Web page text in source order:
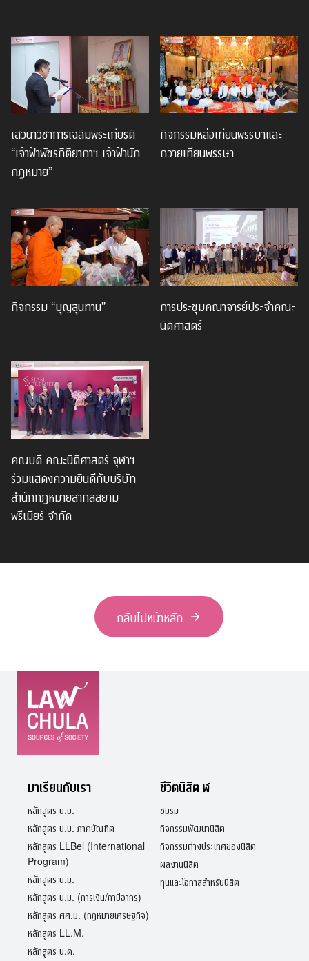
เสวนาวิชาการเฉลิมพระเกียรติ
“เจ้าฟ้าพัชรกิติยาภาฯ เจ้าฟ้านัก
กฎหมาย”
กิจกรรมหล่อเทียนพรรษาและ
ถวายเทียนพรรษา
กิจกรรม “บุญสุนทาน”
การประชุมคณาจารย์ประจำคณะ
นิติศาสตร์
คณบดี คณะนิติศาสตร์ จุฬาฯ
ร่วมแสดงความยินดีกับบริษัท
สำนักกฎหมายสากลสยาม
พรีเมียร์ จำกัด
กลับไปหน้าหลัก
มาเรียนกับเรา
หลักสูตร น.บ.
หลักสูตร น.บ. ภาคบัณฑิต
หลักสูตร LLBel (International
Program)
หลักสูตร น.ม.
หลักสูตร น.ม. (การเงิน/ภาษีอากร)
หลักสูตร ศศ.ม. (กฎหมายเศรษฐกิจ)
หลักสูตร LL.M.
หลักสูตร น.ด.
ชีวิตนิสิต ฬ
ชมรม
กิจกรรมพัฒนานิสิต
กิจกรรมต่างประเทศของนิสิต
ผลงานนิสิต
ทุนและโอกาสสำหรับนิสิต